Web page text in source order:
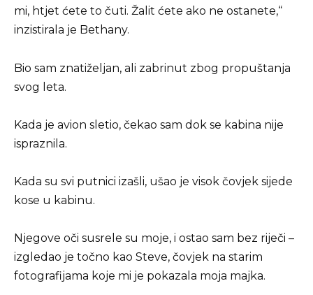
mi, htjet ćete to čuti. Žalit ćete ako ne ostanete,“
inzistirala je Bethany.
Bio sam znatiželjan, ali zabrinut zbog propuštanja
svog leta.
Kada je avion sletio, čekao sam dok se kabina nije
ispraznila.
Kada su svi putnici izašli, ušao je visok čovjek sijede
kose u kabinu.
Njegove oči susrele su moje, i ostao sam bez riječi –
izgledao je točno kao Steve, čovjek na starim
fotografijama koje mi je pokazala moja majka.